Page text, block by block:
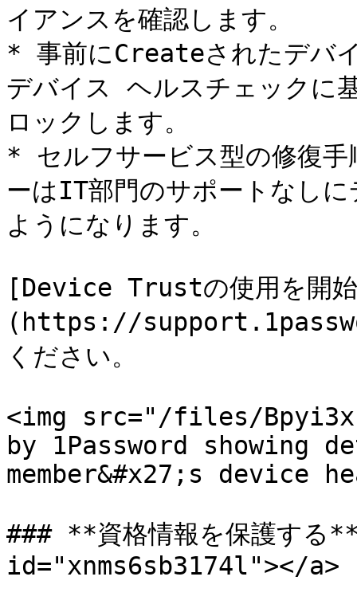
イアンスを確認します。
* 事前にCreateされたデバ
デバイス ヘルスチェックに
ロックします。
* セルフサービス型の修復手
ーはIT部門のサポートなし
ようになります。
[Device Trustの使用を開
(https://
ください。
<img src="/files/
by 1Password showing
member&#x27;s device
### **資格情報を保護す
id="xnms6sb3174l"></a>